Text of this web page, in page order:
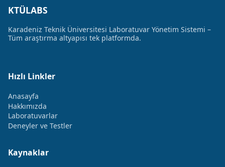
KTÜLABS
Karadeniz Teknik Üniversitesi Laboratuvar Yönetim Sistemi –
Tüm araştırma altyapısı tek platformda.
Hızlı Linkler
Anasayfa
Hakkımızda
Laboratuvarlar
Deneyler ve Testler
Kaynaklar